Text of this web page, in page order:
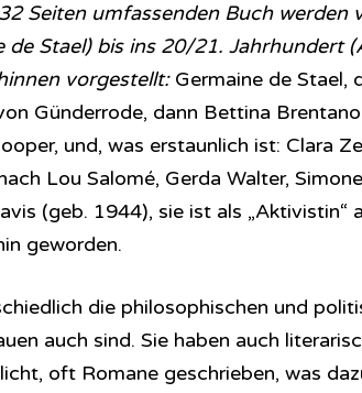
Seiten umfassenden Buch werden
de Stael) bis ins 20/21. Jahrhundert
vorgestellt:Germaine de Stael,
Günderrode, dann Bettina
und, was erstaunlich ist: Clara
Lou Salomé, Gerda Walter,
(geb. 1944), sie ist als „Aktivistin“
geworden.
die philosophischen und
auch sind. Sie haben auch
oft Romane geschrieben, was